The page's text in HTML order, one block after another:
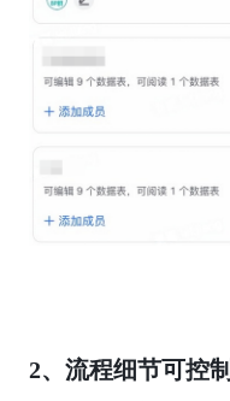
2、流程细节可控制